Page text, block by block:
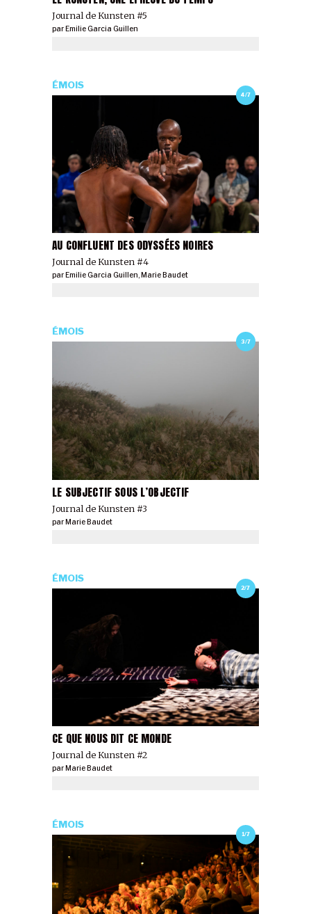
Journal de Kunsten #5
parEmilie Garcia Guillen
4/7
AU CONFLUENT DES ODYSSÉES NOIRES
Journal de Kunsten #4
ÉMOIS
par Emilie Garcia Guillen, Marie Baudet
3/7
LE SUBJECTIF SOUS L’OBJECTIF
Journal de Kunsten #3
ÉMOIS
parMarie Baudet
2/7
CE QUE NOUS DIT CE MONDE
Journal de Kunsten #2
ÉMOIS
parMarie Baudet
1/7
ÉMOIS